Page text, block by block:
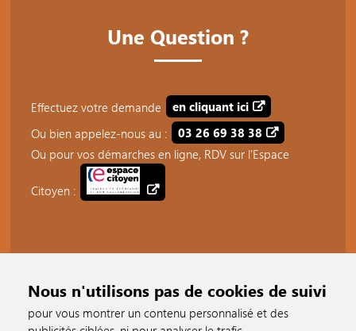
Nous n'utilisons pas de cookies de suivi
pour vous montrer un contenu personnalisé et des
Une Question ?
Effectuez votre demande
en cliquant ici
Ou bien appelez-nous au :
03 26 69 38 38
Ou pour vos démarches en ligne, RDV sur l'Espace
Citoyen :